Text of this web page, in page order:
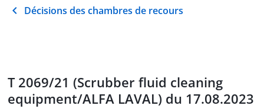
Décisions des chambres de recours
T 2069/21 (Scrubber fluid cleaning
equipment/ALFA LAVAL) du 17.08.2023